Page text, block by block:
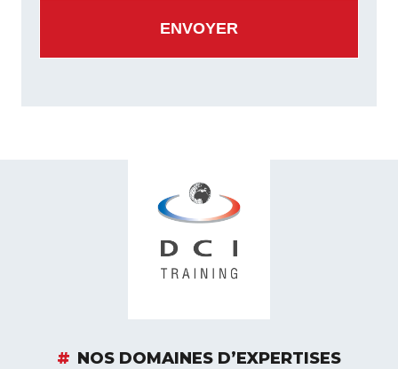
NOS DOMAINES D’EXPERTISES